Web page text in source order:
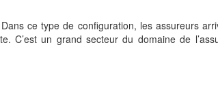
ce type de configuration, les assureurs
un grand secteur du domaine de